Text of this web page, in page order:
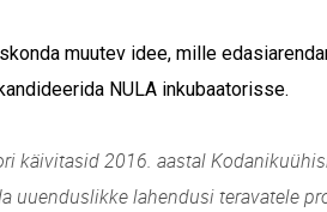
muutev idee, mille
NULA inkubaatorisse.
käivitasid 2016. aastal
uuenduslikke lahendusi teravatele